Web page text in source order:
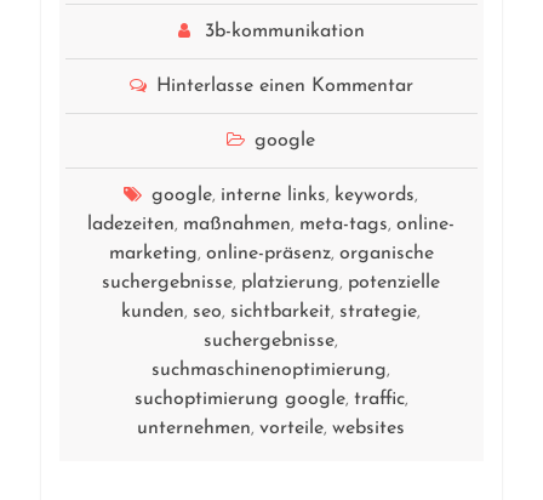
3b-kommunikation
Hinterlasse einen Kommentar
google
google, interne links, keywords,
ladezeiten, maßnahmen, meta-tags,online-
marketing, online-präsenz, organische
suchergebnisse, platzierung, potenzielle
kunden, seo, sichtbarkeit, strategie,
suchergebnisse,
suchmaschinenoptimierung,
suchoptimierung google, traffic,
unternehmen,vorteile,websites